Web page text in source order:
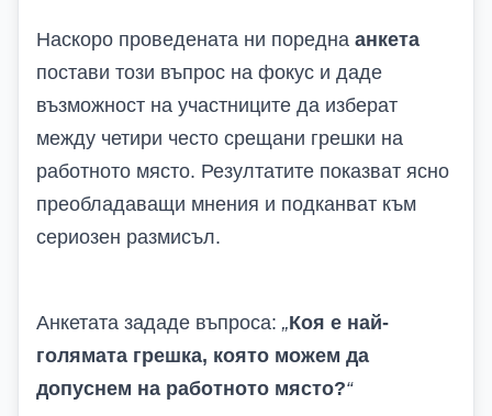
Наскоро проведената ни поредна анкета
постави този въпрос на фокус и даде
възможност на участниците да изберат
между четири често срещани грешки на
работното място. Резултатите показват ясно
преобладаващи мнения и подканват към
сериозен размисъл.
Анкетата зададе въпроса: „Коя е най-
голямата грешка, която можем да
допуснем на работното място?“